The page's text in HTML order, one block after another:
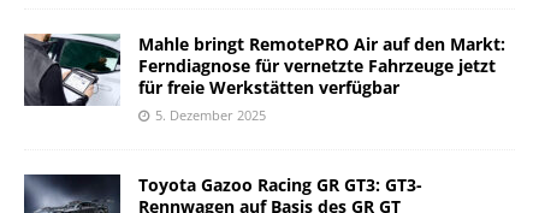
Mahle bringt RemotePRO Air auf den Markt:
Ferndiagnose für vernetzte Fahrzeuge jetzt
für freie Werkstätten verfügbar
5. Dezember 2025
Toyota Gazoo Racing GR GT3: GT3-
Rennwagen auf Basis des GR GT